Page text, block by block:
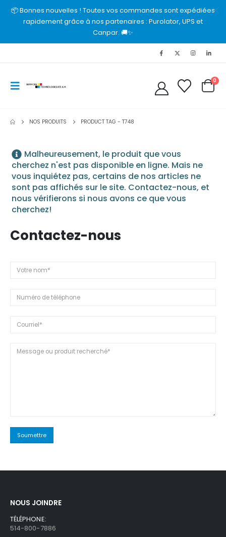
📦 Bonnes nouvelles ! Toutes vos commandes sont expédiées
rapidement grâce à nos partenaires : Purolator, UPS et
Canpar. 🚚✨
0
NOS PRODUITS PRODUCT TAG -T748
Malheureusement, le produit que vous
cherchez n'est pas disponible en ligne. Mais ne
vous inquiétez pas, certains de nos articles ne
sont pas affichés sur le site. Contactez-nous, et
nous vérifierons si nous avons ce que vous
cherchez!
Contactez-nous
NOUS JOINDRE
TÉLÉPHONE:
514-800-7886